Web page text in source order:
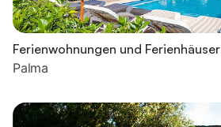
Ferienwohnungen und Ferienhäuser
Palma